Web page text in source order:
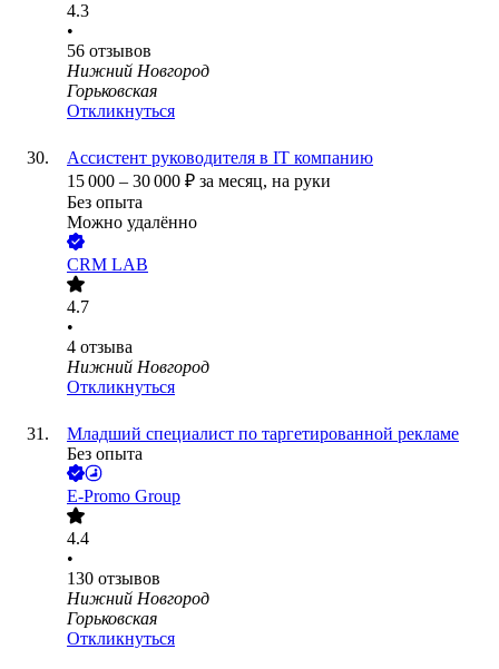
4.3
•
56 отзывов
Нижний Новгород
Горьковская
Откликнуться
Ассистент руководителя в IT компанию
15 000 – 30 000 ₽ за месяц, на руки
Без опыта
Можно удалённо
CRM LAB
4.7
•
4 отзыва
Нижний Новгород
Откликнуться
Младший специалист по таргетированной рекламе
Без опыта
E-Promo Group
4.4
•
130 отзывов
Нижний Новгород
Горьковская
Откликнуться